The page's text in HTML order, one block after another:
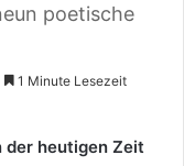
poetische
1 Minute Lesezeit
der heutigen Zeit